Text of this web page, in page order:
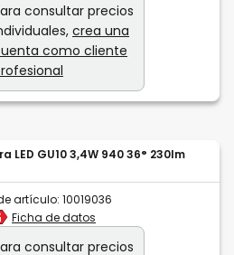
consultar precios
crea una
como cliente
LED GU10 3,4W 940 36° 230lm
artículo: 10019036
Ficha de datos
consultar precios